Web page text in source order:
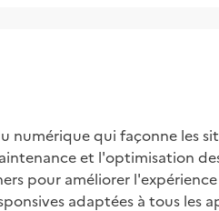
numérique qui façonne les
et l'optimisation
pour améliorer
adaptées à tous les